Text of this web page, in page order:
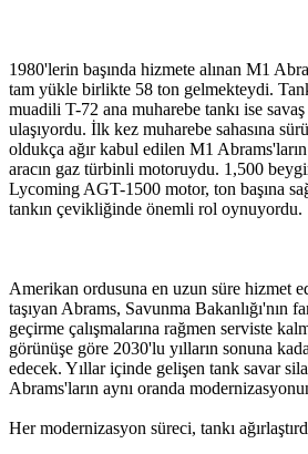
1980'lerin başında hizmete alınan M1
tam yükle birlikte 58 ton gelmekteydi.
muadili T-72 ana muharebe tankı ise
ulaşıyordu. İlk kez muharebe sahasına
oldukça ağır kabul edilen M1 Abrams'ların
aracın gaz türbinli motoruydu. 1,500
Lycoming AGT-1500 motor, ton başına
tankın çevikliğinde önemli rol oynuyordu.
Amerikan ordusuna en uzun süre hizmet
taşıyan Abrams, Savunma Bakanlığı'nın
geçirme çalışmalarına rağmen serviste
görünüşe göre 2030'lu yılların sonuna
edecek. Yıllar içinde gelişen tank savar
Abrams'ların aynı oranda
Her modernizasyon süreci, tankı